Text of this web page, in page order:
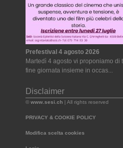
Prefestival 4 agosto 2026
Martedì 4 agosto vi proponiamo di
fine giornata insieme in occas...
Disclaimer
© www.sesi.ch | All rights reserved
PRIVACY & COOKIE POLICY
Modifica scelta cookies